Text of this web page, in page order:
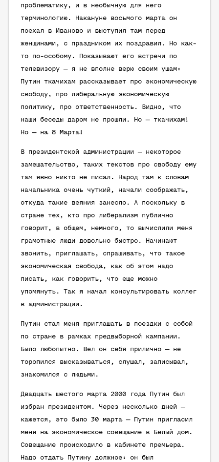
проблематику, и в необычную для него
терминологию. Накануне восьмого марта он
поехал в Иваново и выступил там перед
женщинами, с праздником их поздравил. Но как-
то по-особому. Показывают его встречи по
телевизору — я не вполне верю своим ушам:
Путин ткачихам рассказывает про экономическую
свободу, про либеральную экономическую
политику, про ответственность. Видно, что
наши беседы даром не прошли. Но — ткачихам!
Но — на 8 Марта!
В президентской администрации — некоторое
замешательство, таких текстов про свободу ему
там явно никто не писал. Народ там к словам
начальника очень чуткий, начали соображать,
откуда такие веяния занесло. А поскольку в
стране тех, кто про либерализм публично
говорит, в общем, немного, то вычислили меня
грамотные люди довольно быстро. Начинают
звонить, приглашать, спрашивать, что такое
экономическая свобода, как об этом надо
писать, как говорить, что еще можно
упомянуть. Так я начал консультировать коллег
в администрации.
Путин стал меня приглашать в поездки с собой
по стране в рамках предвыборной кампании.
Было любопытно. Вел он себя прилично — не
торопился высказываться, слушал, записывал,
знакомился с людьми.
Двадцать шестого марта 2000 года Путин был
избран президентом. Через несколько дней —
кажется, это было 30 марта — Путин пригласил
меня на экономическое совещание в Белый дом.
Совещание происходило в кабинете премьера.
Надо отдать Путину должное: он был